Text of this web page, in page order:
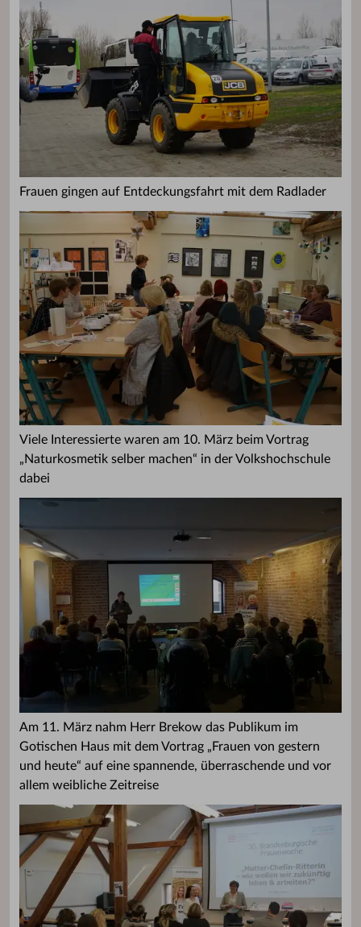
Frauen gingen auf Entdeckungsfahrt mit dem Radlader
Viele Interessierte waren am 10. März beim Vortrag
„Naturkosmetik selber machen“ in der Volkshochschule
dabei
Am 11. März nahm Herr Brekow das Publikum im
Gotischen Haus mit dem Vortrag „Frauen von gestern
und heute“ auf eine spannende, überraschende und vor
allem weibliche Zeitreise